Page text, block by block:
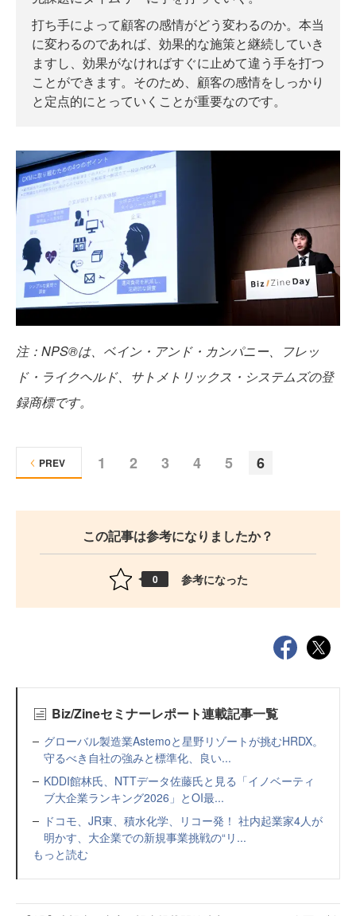
打ち手によって顧客の感情がどう変わるのか。本当
に変わるのであれば、効果的な施策と継続していき
ますし、効果がなければすぐに止めて違う手を打つ
ことができます。そのため、顧客の感情をしっかり
と定点的にとっていくことが重要なのです。
注：NPS®は、ベイン・アンド・カンパニー、フレッ
ド・ライクヘルド、サトメトリックス・システムズの登
録商標です。
1 2 3 4 5 6
PREV
この記事は参考になりましたか？
0 参考になった
Biz/Zineセミナーレポート連載記事一覧
グローバル製造業Astemoと星野リゾートが挑むHRDX。
守るべき自社の強みと標準化、良い...
KDDI館林氏、NTTデータ佐藤氏と見る「イノベーティ
ブ大企業ランキング2026」とOI最...
ドコモ、JR東、積水化学、リコー発！ 社内起業家4人が
明かす、大企業での新規事業挑戦の“リ...
もっと読む